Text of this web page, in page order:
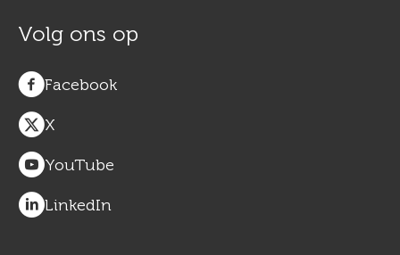
Volg ons op
Facebook
X
YouTube
LinkedIn